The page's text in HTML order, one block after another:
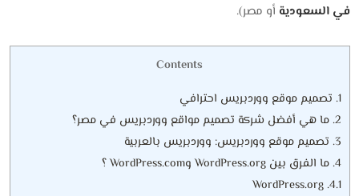
في السعودية أو مصر).
Contents
1. تصميم موقع ووردبريس احترافي
2. ما هي أفضل شركة تصميم مواقع ووردبريس في مصر؟
3. تصميم موقع ووردبريس: ووردبريس بالعربية
4. ما الفرق بين WordPress.org وWordPress.com ؟
4.1.
WordPress.org